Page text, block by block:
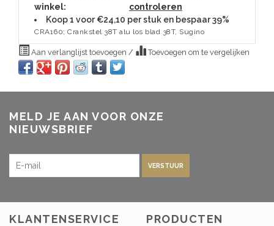
winkel:
controleren
Koop 1 voor €24,10 per stuk en bespaar 39%
CRA160; Crankstel 38T alu los blad 38T, Sugino
Aan verlanglijst toevoegen / Toevoegen om te vergelijken
MELD JE AAN VOOR ONZE
NIEUWSBRIEF
VERSTUUR
KLANTENSERVICE PRODUCTEN